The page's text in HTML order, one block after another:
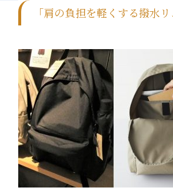
「肩の負担を軽くする撥水リ